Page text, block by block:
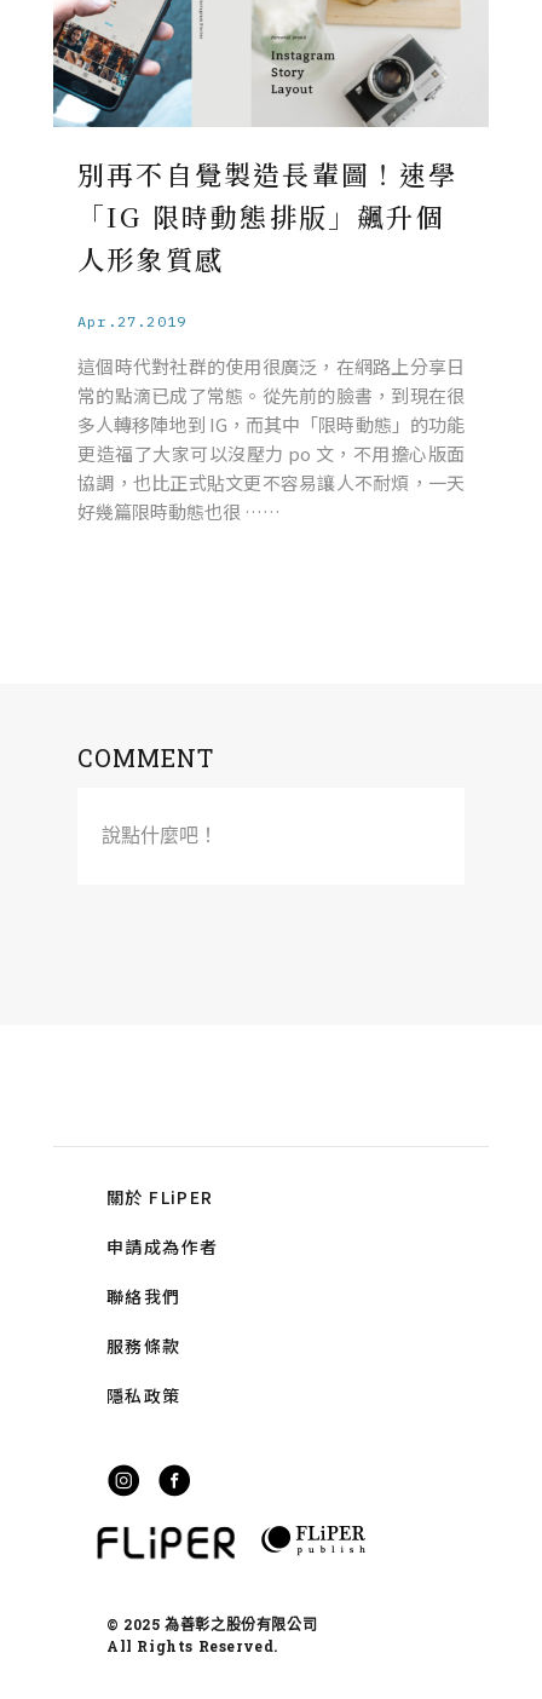
別再不自覺製造長輩圖！速學
「IG 限時動態排版」飆升個
人形象質感
Apr.27.2019
這個時代對社群的使用很廣泛，在網路上分享日
常的點滴已成了常態。從先前的臉書，到現在很
多人轉移陣地到 IG，而其中「限時動態」的功能
更造福了大家可以沒壓力 po 文，不用擔心版面
協調，也比正式貼文更不容易讓人不耐煩，一天
好幾篇限時動態也很 ……
COMMENT
說點什麼吧！
關於 FLiPER
申請成為作者
聯絡我們
服務條款
隱私政策
© 2025 為善彰之股份有限公司
All Rights Reserved.